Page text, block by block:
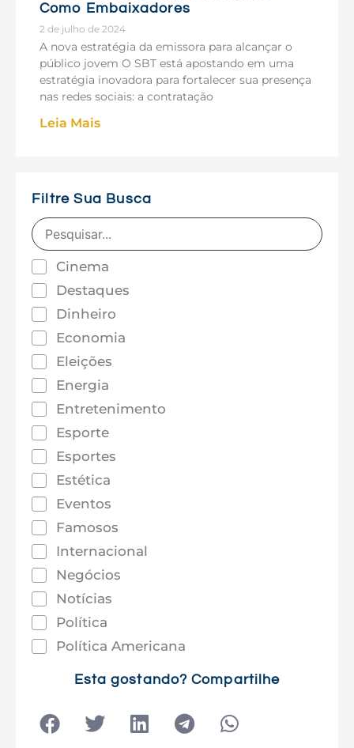
Como Embaixadores
2 de julho de 2024
A nova estratégia da emissora para alcançar o
público jovem O SBT está apostando em uma
estratégia inovadora para fortalecer sua presença
nas redes sociais: a contratação
Leia Mais
Filtre Sua Busca
Cinema
Destaques
Dinheiro
Economia
Eleições
Energia
Entretenimento
Esporte
Esportes
Estética
Eventos
Famosos
Internacional
Negócios
Notícias
Política
Política Americana
Tecnologia
Esta gostando? Compartilhe